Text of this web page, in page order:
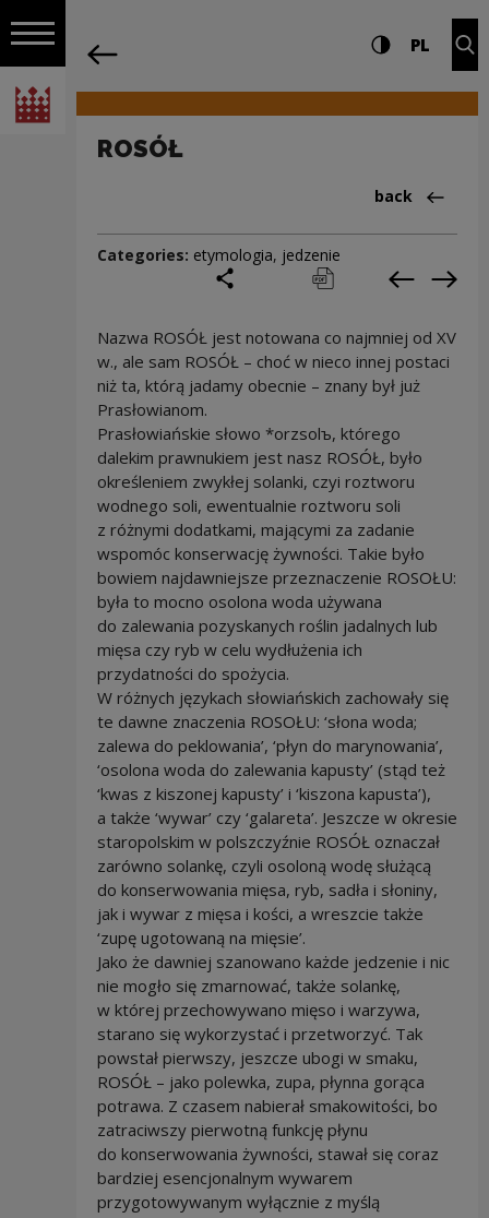
Open navigation
National Centre for Culture Poland
Navigation Settings and search
High contrast
PL
ROSÓŁ
Back
back
Categories: etymologia, jedzenie
print pobierz Previous
Nazwa ROSÓŁ jest notowana co najmniej od XV
w., ale sam ROSÓŁ – choć w nieco innej postaci
niż ta, którą jadamy obecnie – znany był już
Prasłowianom.
Prasłowiańskie słowo *orzsolъ, którego
dalekim prawnukiem jest nasz ROSÓŁ, było
określeniem zwykłej solanki, czyi roztworu
wodnego soli, ewentualnie roztworu soli
z różnymi dodatkami, mającymi za zadanie
wspomóc konserwację żywności. Takie było
bowiem najdawniejsze przeznaczenie ROSOŁU:
była to mocno osolona woda używana
do zalewania pozyskanych roślin jadalnych lub
mięsa czy ryb w celu wydłużenia ich
przydatności do spożycia.
W różnych językach słowiańskich zachowały się
te dawne znaczenia ROSOŁU: ‘słona woda;
zalewa do peklowania’, ‘płyn do marynowania’,
‘osolona woda do zalewania kapusty’ (stąd też
‘kwas z kiszonej kapusty’ i ‘kiszona kapusta’),
a także ‘wywar’ czy ‘galareta’. Jeszcze w okresie
staropolskim w polszczyźnie ROSÓŁ oznaczał
zarówno solankę, czyli osoloną wodę służącą
do konserwowania mięsa, ryb, sadła i słoniny,
jak i wywar z mięsa i kości, a wreszcie także
‘zupę ugotowaną na mięsie’.
Jako że dawniej szanowano każde jedzenie i nic
nie mogło się zmarnować, także solankę,
w której przechowywano mięso i warzywa,
starano się wykorzystać i przetworzyć. Tak
powstał pierwszy, jeszcze ubogi w smaku,
ROSÓŁ – jako polewka, zupa, płynna gorąca
potrawa. Z czasem nabierał smakowitości, bo
zatraciwszy pierwotną funkcję płynu
do konserwowania żywności, stawał się coraz
bardziej esencjonalnym wywarem
przygotowywanym wyłącznie z myślą